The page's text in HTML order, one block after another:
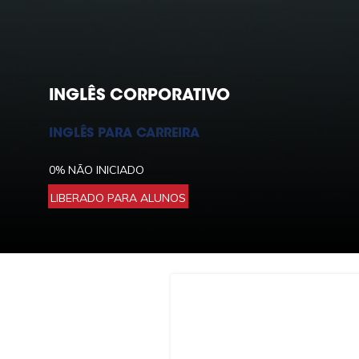
INGLÊS CORPORATIVO
INGLÊS PARA CARREIRA
0% NÃO INICIADO
LIBERADO PARA ALUNOS